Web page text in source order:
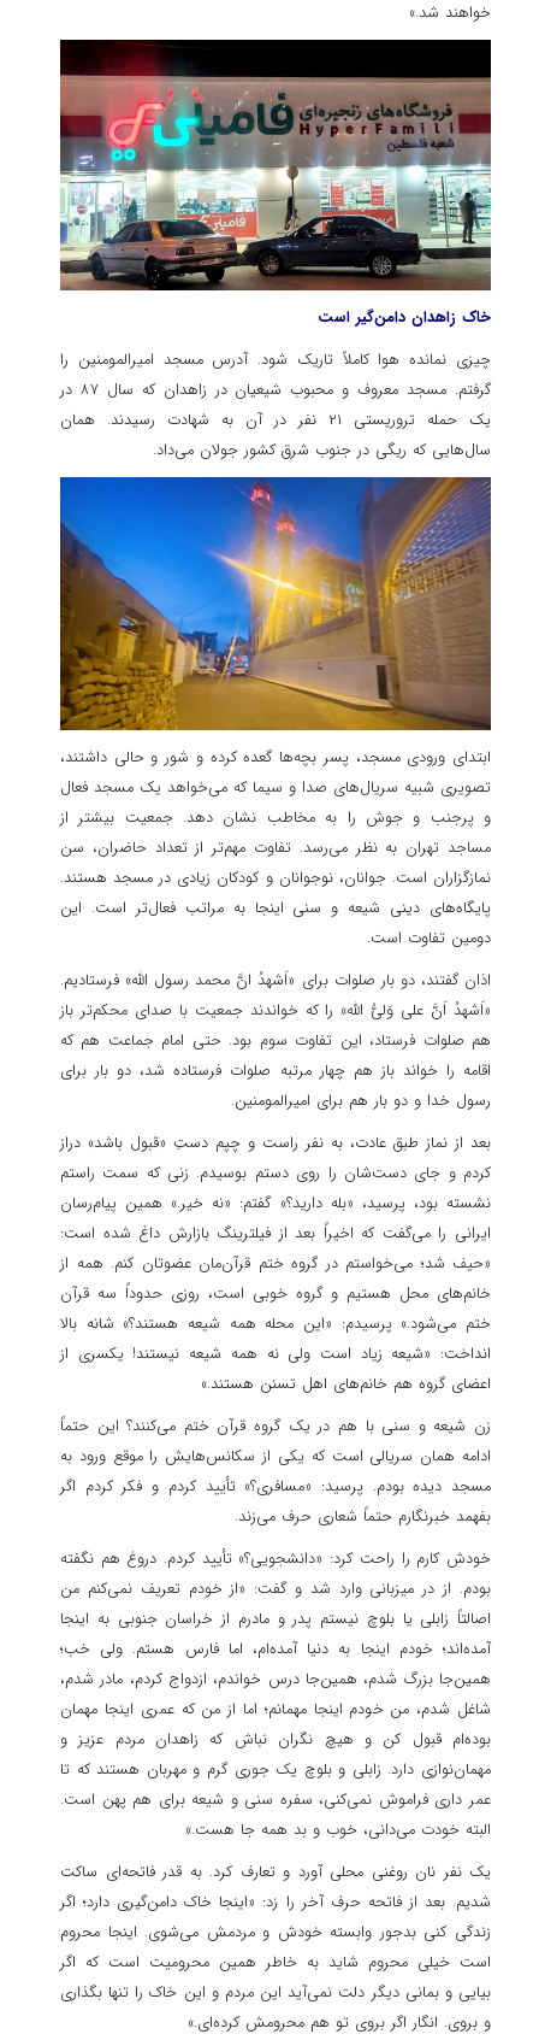
خواهند شد.»
خاک زاهدان دامن‌گیر است
چیزی نمانده هوا کاملاً تاریک شود. آدرس مسجد امیرالمومنین را
گرفتم. مسجد معروف و محبوب شیعیان در زاهدان که سال ۸۷ در
یک حمله تروریستی ۲۱ نفر در آن به شهادت رسیدند. همان
سال‌هایی که ریگی در جنوب شرق کشور جولان می‌داد.
ابتدای ورودی مسجد، پسر بچه‌ها گعده کرده و شور و حالی داشتند،
تصویری شبیه سریال‌های صدا و سیما که می‌خواهد یک مسجد فعال
و پرجنب و جوش را به مخاطب نشان دهد. جمعیت بیشتر از
مساجد تهران به نظر می‌رسد. تفاوت مهم‌تر از تعداد حاضران، سن
نمازگزاران است. جوانان، نوجوانان و کودکان زیادی در مسجد هستند.
پایگاه‌های دینی شیعه و سنی اینجا به مراتب فعال‌تر است. این
دومین تفاوت است.
اذان گفتند، دو بار صلوات برای «اَشهدُ انَّ محمد رسول الله» فرستادیم.
«اَشهدُ اَنَّ علی وَلیُّ الله» را که خواندند جمعیت با صدای محکم‌تر باز
هم صلوات فرستاد، این تفاوت سوم بود. حتی امام جماعت هم که
اقامه را خواند باز هم چهار مرتبه صلوات فرستاده شد، دو بار برای
رسول خدا و دو بار هم برای امیرالمومنین.
بعد از نماز طبق عادت، به نفر راست و چپم دستِ «قبول باشد» دراز
کردم و جای دست‌شان را روی دستم بوسیدم. زنی که سمت راستم
نشسته بود، پرسید، «بله دارید؟» گفتم: «نه خیر.» همین پیام‌رسان
ایرانی را می‌گفت که اخیراً بعد از فیلترینگ بازارش داغ شده است:
«حیف شد؛ می‌خواستم در گروه ختم قرآن‌مان عضوتان کنم. همه از
خانم‌های محل هستیم و گروه خوبی است، روزی حدوداً سه قرآن
ختم می‌شود.» پرسیدم: «این محله همه شیعه هستند؟» شانه بالا
انداخت: «شیعه زیاد است ولی نه همه شیعه نیستند! یکسری از
اعضای گروه هم خانم‌های اهل تسنن هستند.»
زن شیعه و سنی با هم در یک گروه قرآن ختم می‌کنند؟ این حتماً
ادامه همان سریالی است که یکی از سکانس‌هایش را موقع ورود به
مسجد دیده بودم. پرسید: «مسافری؟» تأیید کردم و فکر کردم اگر
بفهمد خبرنگارم حتماً شعاری حرف می‌زند.
خودش کارم را راحت کرد: «دانشجویی؟» تأیید کردم. دروغ هم نگفته
بودم. از در میزبانی وارد شد و گفت: «از خودم تعریف نمی‌کنم من
اصالتاً زابلی یا بلوچ نیستم پدر و مادرم از خراسان جنوبی به اینجا
آمده‌اند؛ خودم اینجا به دنیا آمده‌ام، اما فارس هستم. ولی خب؛
همین‌جا بزرگ شدم، همین‌جا درس خواندم، ازدواج کردم، مادر شدم،
شاغل شدم، من خودم اینجا مهمانم؛ اما از من که عمری اینجا مهمان
بوده‌ام قبول کن و هیچ نگران نباش که زاهدان مردم عزیز و
مهمان‌نوازی دارد. زابلی و بلوچ یک جوری گرم و مهربان هستند که تا
عمر داری فراموش نمی‌کنی، سفره سنی و شیعه برای هم پهن است.
البته خودت می‌دانی، خوب و بد همه جا هست.»
یک نفر نان روغنی محلی آورد و تعارف کرد. به قدر فاتحه‌ای ساکت
شدیم. بعد از فاتحه حرف آخر را زد: «اینجا خاک دامن‌گیری دارد؛ اگر
زندگی کنی بدجور وابسته خودش و مردمش می‌شوی. اینجا محروم
است خیلی محروم شاید به خاطر همین محرومیت است که اگر
بیایی و بمانی دیگر دلت نمی‌آید این مردم و این خاک را تنها بگذاری
و بروی. انگار اگر بروی تو هم محرومش کرده‌ای.»